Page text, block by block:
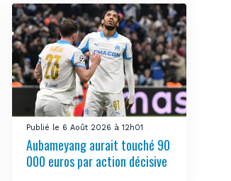
Publié le 6 Août 2026 à 12h01
Aubameyang aurait touché 90
000 euros par action décisive